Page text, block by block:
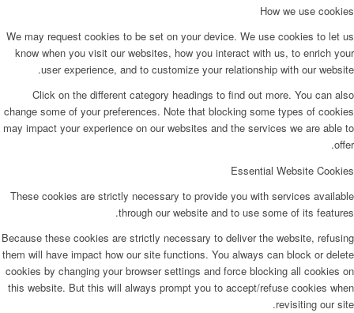
How we use cookies
We may request cookies to be set on your device. We use cookies to let us
know when you visit our websites, how you interact with us, to enrich your
user experience, and to customize your relationship with our website.
Click on the different category headings to find out more. You can also
change some of your preferences. Note that blocking some types of cookies
may impact your experience on our websites and the services we are able to
offer.
Essential Website Cookies
These cookies are strictly necessary to provide you with services available
through our website and to use some of its features.
Because these cookies are strictly necessary to deliver the website, refusing
them will have impact how our site functions. You always can block or delete
cookies by changing your browser settings and force blocking all cookies on
this website. But this will always prompt you to accept/refuse cookies when
revisiting our site.